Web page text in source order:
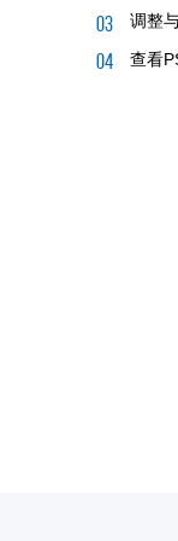
调整
查看